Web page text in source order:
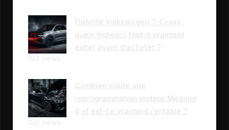
Fiabilité Volkswagen T-Cross :
quels moteurs faut-il vraiment
éviter avant d’acheter ?
193 views
Combien coûte une
reprogrammation moteur Mégane
4 et est-ce vraiment rentable ?
156 views